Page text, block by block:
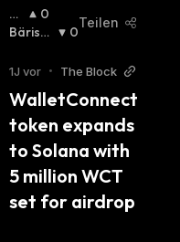
Bu
Llis
0
Bärisch
0
Teilen
1J vor • The Block
WalletConnect
token expands
to Solana with
5 million WCT
set for airdrop